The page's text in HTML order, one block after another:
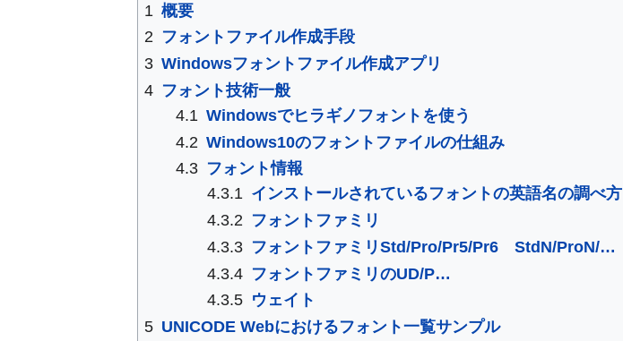
1 概要
2 フォントファイル作成手段
3 Windowsフォントファイル作成アプリ
4 フォント技術一般
4.1 Windowsでヒラギノフォントを使う
4.2 Windows10のフォントファイルの仕組み
4.3 フォント情報
4.3.1 インストールされているフォントの英語名の調べ方
4.3.2 フォントファミリ
4.3.3 フォントファミリStd/Pro/Pr5/Pr6 StdN/ProN/…
4.3.4 フォントファミリのUD/P…
4.3.5 ウェイト
5 UNICODE Webにおけるフォント一覧サンプル